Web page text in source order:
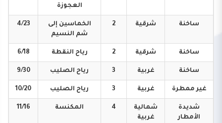
العجوزة
ساخنة شرقية 2
الخماسين إلى
شم النسيم
4/23
ساخنة شرقية 2 رياح النقطة 6/18
ساخنة غربية 3 رياح الصليب 9/30
غير ممطرة غربية 3 رياح الصليب 10/20
شديدة
الأمطار
شمالية
غربية
4 المكنسة 11/16